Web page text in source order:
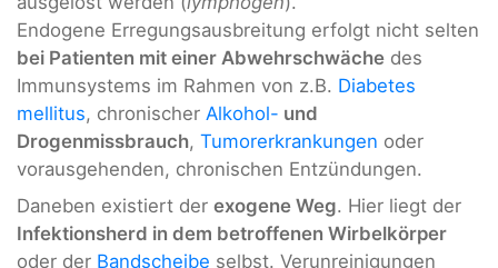
Endogene Erregungsausbreitung erfolgt nicht selten
bei Patienten mit einer Abwehrschwäche des
Immunsystems im Rahmen von z.B. Diabetes
mellitus, chronischer Alkohol- und
Drogenmissbrauch, Tumorerkrankungen oder
vorausgehenden, chronischen Entzündungen.
Daneben existiert der exogene Weg. Hier liegt der
Infektionsherd in dem betroffenen Wirbelkörper
oder der Bandscheibe selbst. Verunreinigungen